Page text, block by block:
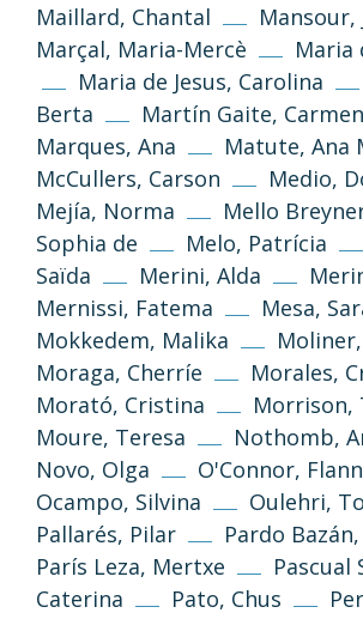
Maillard, Chantal
Mansour,
Marçal, Maria-Mercè
Maria
Maria de Jesus, Carolina
Berta
Martín Gaite, Carmen
Marques, Ana
Matute, Ana
McCullers, Carson
Medio,
Mejía, Norma
Mello
Sophia de
Melo, Patrícia
Saïda
Merini, Alda
Mernissi, Fatema
Mesa,
Mokkedem, Malika
Moraga, Cherríe
Morales,
Morató, Cristina
Morrison,
Moure, Teresa
Nothomb,
Novo, Olga
O'Connor,
Ocampo, Silvina
Oulehri,
Pallarés, Pilar
Pardo
París Leza, Mertxe
Pascual
Caterina
Pato, Chus
(CC-BY-NC-SA 3.0)
Si no se indica lo contrario, los
imágenes y diseño de esta web
bajo licencia Creative Common
Reconocimiento-NoComercial-
CompartirIgual
Información y
Política de privacidad Aviso
Política de cookies